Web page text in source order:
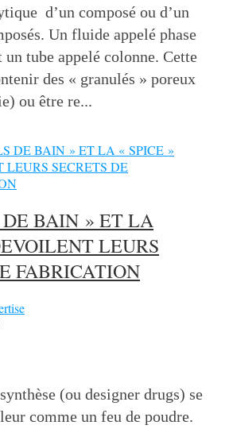
d’un composé ou d’un
Un fluide appelé phase
tube appelé colonne. Cette
des « granulés » poreux
ou être re...
DE BAIN » ET LA
LEURS
FABRICATION
(ou designer drugs) se
comme un feu de poudre.